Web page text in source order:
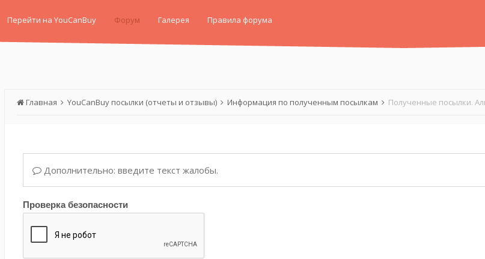
Перейти на YouCanBuy Форум Галерея Правила форума
Главная YouCanBuy посылки (отчеты и отзывы) Информация по полученным посылкам Полученные посылки.
Дополнительно: введите текст жалобы.
Проверка безопасности